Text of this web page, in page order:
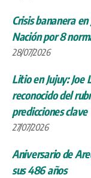
Crisis bananera
Nación por 8
28/07/2026
Litio en Jujuy:
reconocido del
predicciones clave
27/07/2026
Aniversario de
sus 486 años